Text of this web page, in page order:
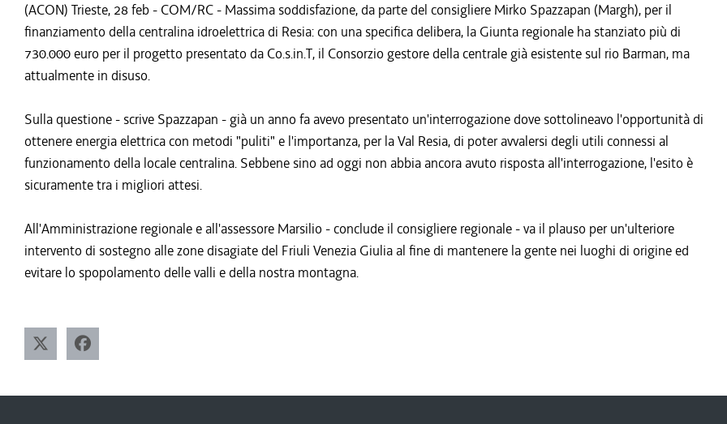
(ACON) Trieste, 28 feb - COM/RC - Massima soddisfazione, da parte del consigliere Mirko Spazzapan (Margh), per il
finanziamento della centralina idroelettrica di Resia: con una specifica delibera, la Giunta regionale ha stanziato più di
730.000 euro per il progetto presentato da Co.s.in.T, il Consorzio gestore della centrale già esistente sul rio Barman, ma
attualmente in disuso.
Sulla questione - scrive Spazzapan - già un anno fa avevo presentato un'interrogazione dove sottolineavo l'opportunità di
ottenere energia elettrica con metodi "puliti" e l'importanza, per la Val Resia, di poter avvalersi degli utili connessi al
funzionamento della locale centralina. Sebbene sino ad oggi non abbia ancora avuto risposta all'interrogazione, l'esito è
sicuramente tra i migliori attesi.
All'Amministrazione regionale e all'assessore Marsilio - conclude il consigliere regionale - va il plauso per un'ulteriore
intervento di sostegno alle zone disagiate del Friuli Venezia Giulia al fine di mantenere la gente nei luoghi di origine ed
evitare lo spopolamento delle valli e della nostra montagna.